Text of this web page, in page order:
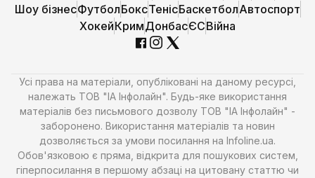
Шоу бізнесФутболБоксТенісБаскетболАвтоспорт
ХокейКримДонбасЄСВійна
Усі права на матеріали, опубліковані на даному ресурсі,
належать ТОВ "ІА Інфолайн". Будь-яке використання
матеріалів без письмового дозволу ТОВ "ІА Інфолайн" -
заборонено. Використання матеріалів та новин
дозволяється за умови посилання на Infoline.ua.
Обов'язковою є пряма, відкрита для пошукових систем,
гіперпосилання в першому абзаці на цитовану статтю чи